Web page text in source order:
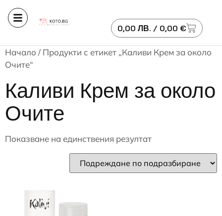
0,00 ЛВ. / 0,00 €
Начало / Продукти с етикет „Каливи Крем за около
Очите“
Каливи Крем за около
Очите
Показване на единствения резултат